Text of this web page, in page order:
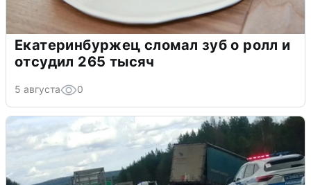
Екатеринбуржец сломал зуб о ролл и
отсудил 265 тысяч
5 августа 0